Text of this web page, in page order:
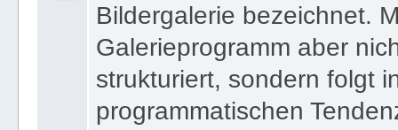
Bildergalerie bezeichnet.
Galerieprogramm aber
strukturiert, sondern folgt
programmatischen